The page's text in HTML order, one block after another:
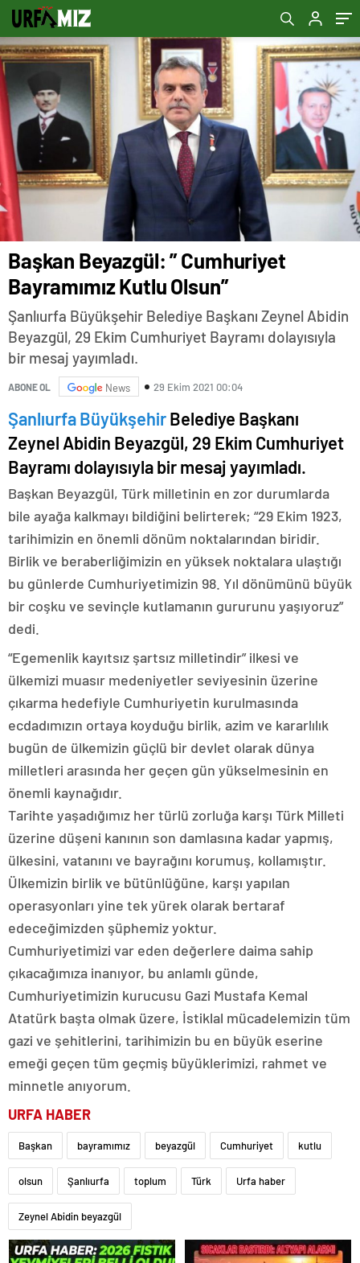
Başkan Beyazgül: ” Cumhuriyet
Bayramımız Kutlu Olsun”
Şanlıurfa Büyükşehir Belediye Başkanı Zeynel Abidin
Beyazgül, 29 Ekim Cumhuriyet Bayramı dolayısıyla
bir mesaj yayımladı.
ABONE OL News 29 Ekim 2021 00:04
Şanlıurfa BüyükşehirBelediye Başkanı
Zeynel Abidin Beyazgül, 29 Ekim Cumhuriyet
Bayramı dolayısıyla bir mesaj yayımladı.
Başkan Beyazgül, Türk milletinin en zor durumlarda
bile ayağa kalkmayı bildiğini belirterek; “29 Ekim 1923,
tarihimizin en önemli dönüm noktalarından biridir.
Birlik ve beraberliğimizin en yüksek noktalara ulaştığı
bu günlerde Cumhuriyetimizin 98. Yıl dönümünü büyük
bir coşku ve sevinçle kutlamanın gururunu yaşıyoruz”
dedi.
“Egemenlik kayıtsız şartsız milletindir” ilkesi ve
ülkemizi muasır medeniyetler seviyesinin üzerine
çıkarma hedefiyle Cumhuriyetin kurulmasında
ecdadımızın ortaya koyduğu birlik, azim ve kararlılık
bugün de ülkemizin güçlü bir devlet olarak dünya
milletleri arasında her geçen gün yükselmesinin en
önemli kaynağıdır.
Tarihte yaşadığımız her türlü zorluğa karşı Türk Milleti
üzerine düşeni kanının son damlasına kadar yapmış,
ülkesini, vatanını ve bayrağını korumuş, kollamıştır.
Ülkemizin birlik ve bütünlüğüne, karşı yapılan
operasyonları yine tek yürek olarak bertaraf
edeceğimizden şüphemiz yoktur.
Cumhuriyetimizi var eden değerlere daima sahip
çıkacağımıza inanıyor, bu anlamlı günde,
Cumhuriyetimizin kurucusu Gazi Mustafa Kemal
Atatürk başta olmak üzere, İstiklal mücadelemizin tüm
gazi ve şehitlerini, tarihimizin bu en büyük eserine
emeği geçen tüm geçmiş büyüklerimizi, rahmet ve
minnetle anıyorum.
URFA HABER
Başkan bayramımız beyazgül Cumhuriyet kutlu
olsun Şanlıurfa toplum Türk Urfa haber
Zeynel Abidin beyazgül